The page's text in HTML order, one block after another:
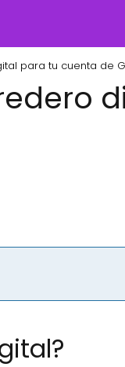
para tu cuenta de